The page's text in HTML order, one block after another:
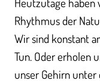
Rhythmus der
Wir sind konstant
Tun. Oder erholen
unser Gehirn